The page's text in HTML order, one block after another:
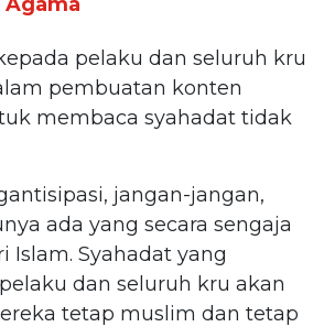
pelaku dan seluruh kru
pembuatan konten
membaca syahadat tidak
jangan-jangan,
ada yang secara sengaja
Islam. Syahadat yang
dan seluruh kru akan
tetap muslim dan tetap